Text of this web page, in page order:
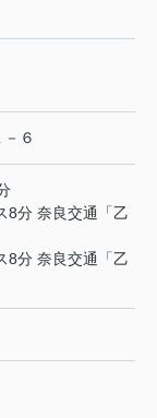
－６
8分 奈良交通「乙
8分 奈良交通「乙